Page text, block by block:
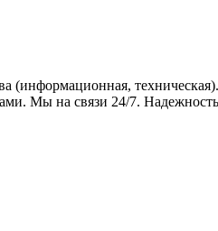
(информационная,
Мы на связи 24/7.